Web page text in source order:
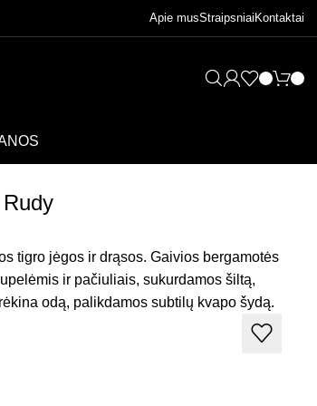
Apie musStraipsniai Kontaktai
tigro jėgos ir drąsos. Gaivios bergamotės
ir pačiuliais, sukurdamos šiltą,
odą, palikdamos subtilų kvapo šydą.